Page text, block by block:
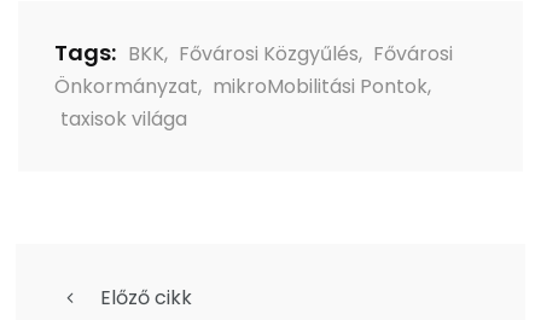
Tags: BKK, Fővárosi Közgyűlés, Fővárosi
Önkormányzat, mikroMobilitási Pontok,
taxisok világa
Előző cikk